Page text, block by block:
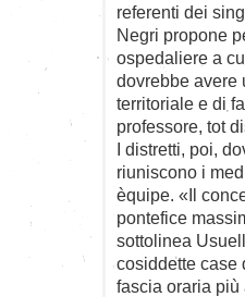
referenti dei
Negri propone
ospedaliere a
dovrebbe avere
territoriale e di
professore, tot
I distretti, poi,
riuniscono i
èquipe. «Il
pontefice
sottolinea
cosiddette case
fascia oraria più